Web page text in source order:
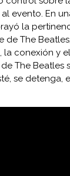
evento. En
la
The Beatles,
conexión y
The Beatles
se detenga,